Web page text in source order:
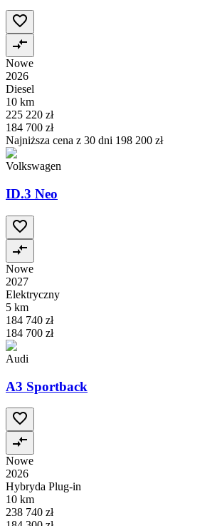
Nowe
2026
Diesel
10 km
225 220 zł
184 700 zł
Najniższa cena z 30 dni 198 200 zł
Volkswagen
ID.3 Neo
Nowe
2027
Elektryczny
5 km
184 740 zł
184 700 zł
Audi
A3 Sportback
Nowe
2026
Hybryda Plug-in
10 km
238 740 zł